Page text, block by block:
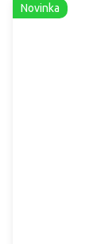
Novinka